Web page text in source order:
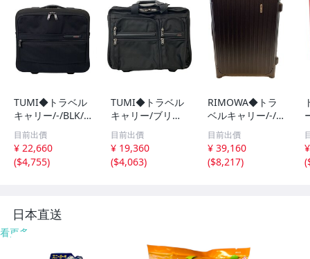
TUMI◆トラベル
キャリー/-/BLK/2
輪//
目前出價
¥ 22,660
($4,755)
TUMI◆トラベル
キャリー/ブリー
フケース/BLK/無
地/26104D4//
目前出價
¥ 19,360
($4,063)
RIMOWA◆トラ
ベルキャリー/-/B
LK/無地//
目前出價
¥ 39,160
($8,217)
(
日本直送
看更多